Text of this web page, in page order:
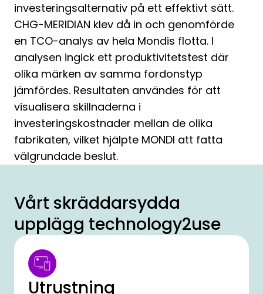
investeringsalternativ på ett effektivt sätt.
CHG-MERIDIAN klev då in och genomförde
en TCO-analys av hela Mondis flotta. I
analysen ingick ett produktivitetstest där
olika märken av samma fordonstyp
jämfördes. Resultaten användes för att
visualisera skillnaderna i
investeringskostnader mellan de olika
fabrikaten, vilket hjälpte MONDI att fatta
välgrundade beslut.
Vårt skräddarsydda
upplägg technology2use
Utrustning